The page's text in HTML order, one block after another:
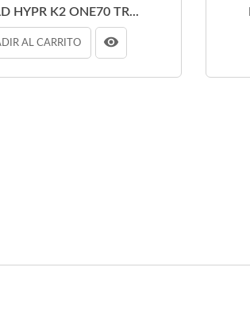
HYPR K2 ONE70 TR...
AL CARRITO